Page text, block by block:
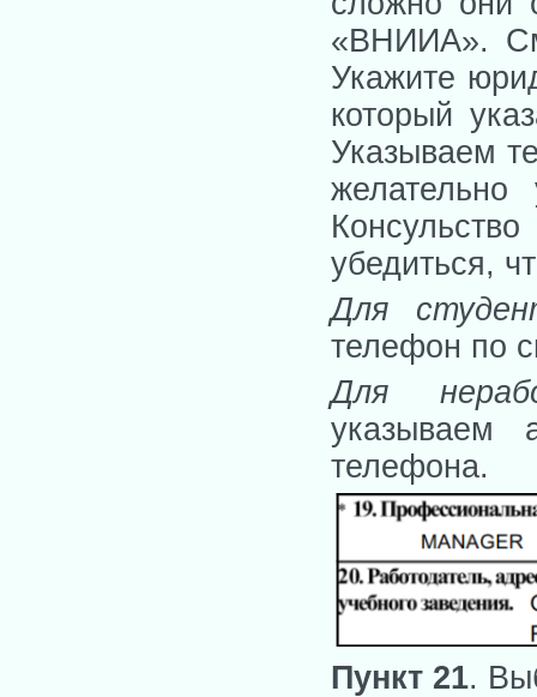
«ВНИИА».
Укажите
который
Указываем
желательно
убедиться,
Для
телефон по
Для
указываем
телефона.
Пункт 21.